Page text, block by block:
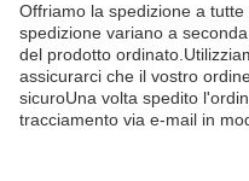
Offriamo la spedizione a
spedizione variano a
del prodotto
assicurarci che il vostro
sicuroUna volta spedito
tracciamento via e-mail in